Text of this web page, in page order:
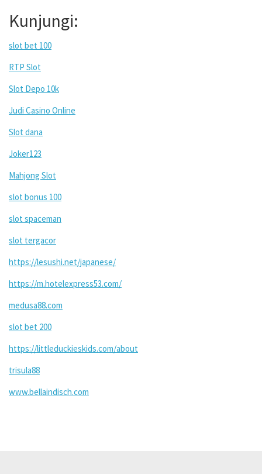
Kunjungi:
slot bet 100
RTP Slot
Slot Depo 10k
Judi Casino Online
Slot dana
Joker123
Mahjong Slot
slot bonus 100
slot spaceman
slot tergacor
https://lesushi.net/japanese/
https://m.hotelexpress53.com/
medusa88.com
slot bet 200
https://littleduckieskids.com/about
trisula88
www.bellaindisch.com